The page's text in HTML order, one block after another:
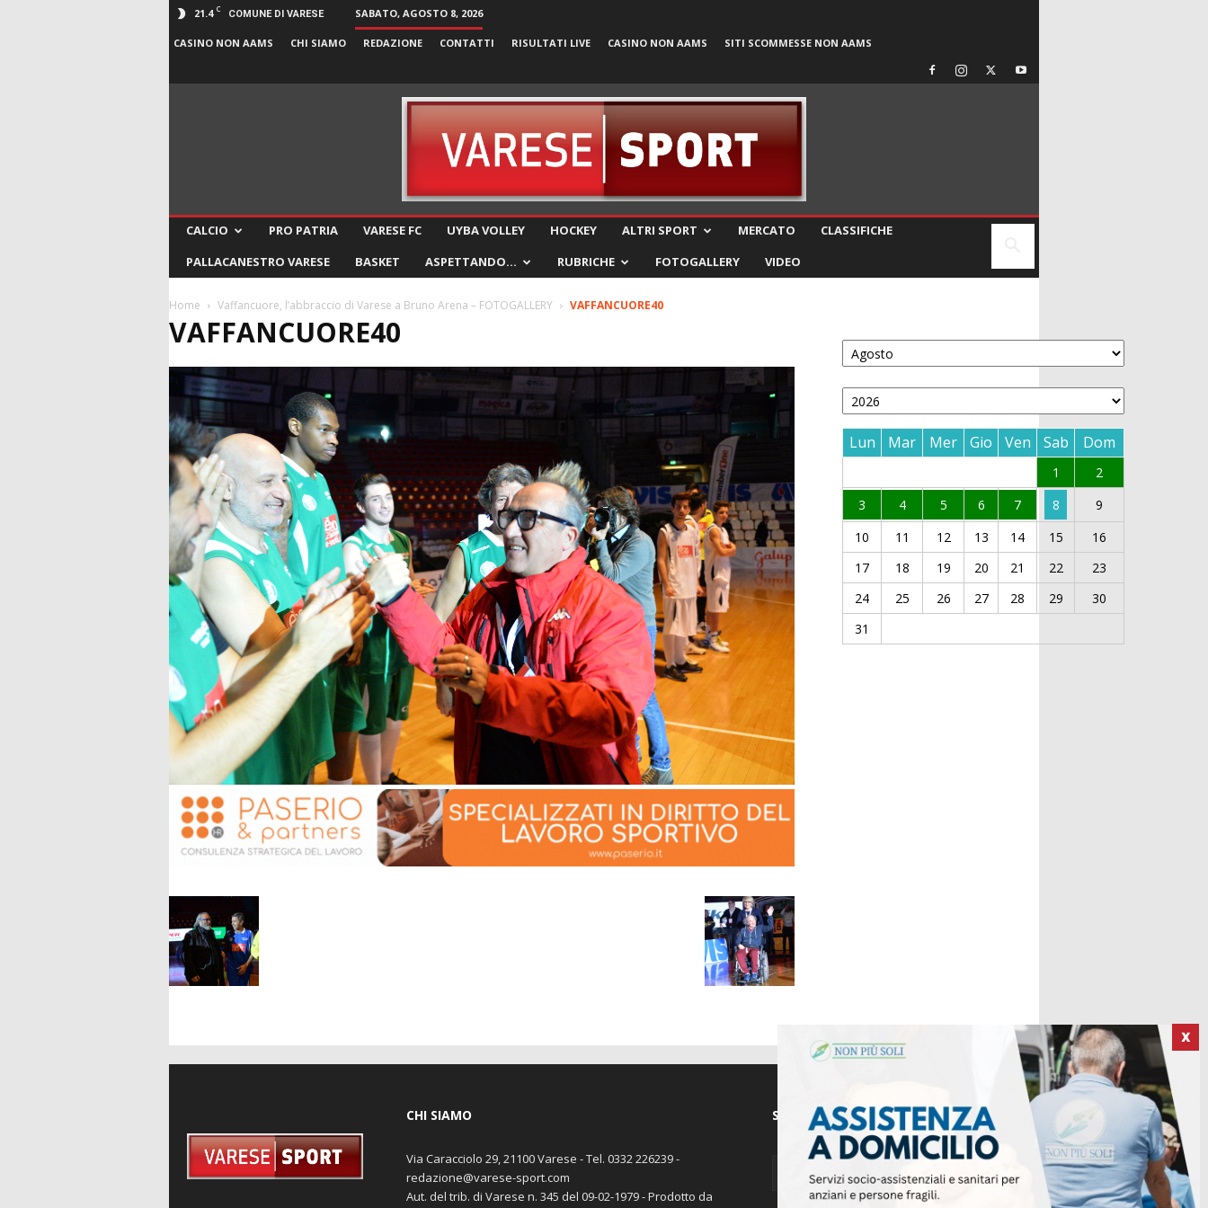
21.4 C COMUNE DI VARESE SABATO, AGOSTO 8, 2026
CASINO NON AAMS CHI SIAMO REDAZIONE CONTATTI RISULTATI LIVE CASINO NON AAMS SITI SCOMMESSE NON AAMS
CALCIO PRO PATRIA VARESE FC UYBA VOLLEY HOCKEY ALTRI SPORT MERCATO
CLASSIFICHE
PALLACANESTRO VARESE
BASKET ASPETTANDO… RUBRICHE FOTOGALLERY VIDEO
Home Vaffancuore, l’abbraccio di Varese a Bruno Arena – FOTOGALLERY VAFFANCUORE40
VAFFANCUORE40
Lun Mar Mer Gio Ven Sab Dom
1
2
3
4 5 6 7 8
9
10
11 12 13 14 15
16
17
18 19 20 21 22
23
24
25 26 27 28 29
30
31
X
CHI SIAMO
Via Caracciolo 29, 21100 Varese - Tel. 0332 226239 -
redazione@varese-sport.com
Aut. del trib. di Varese n. 345 del 09-02-1979 - Prodotto da
SEGUICI